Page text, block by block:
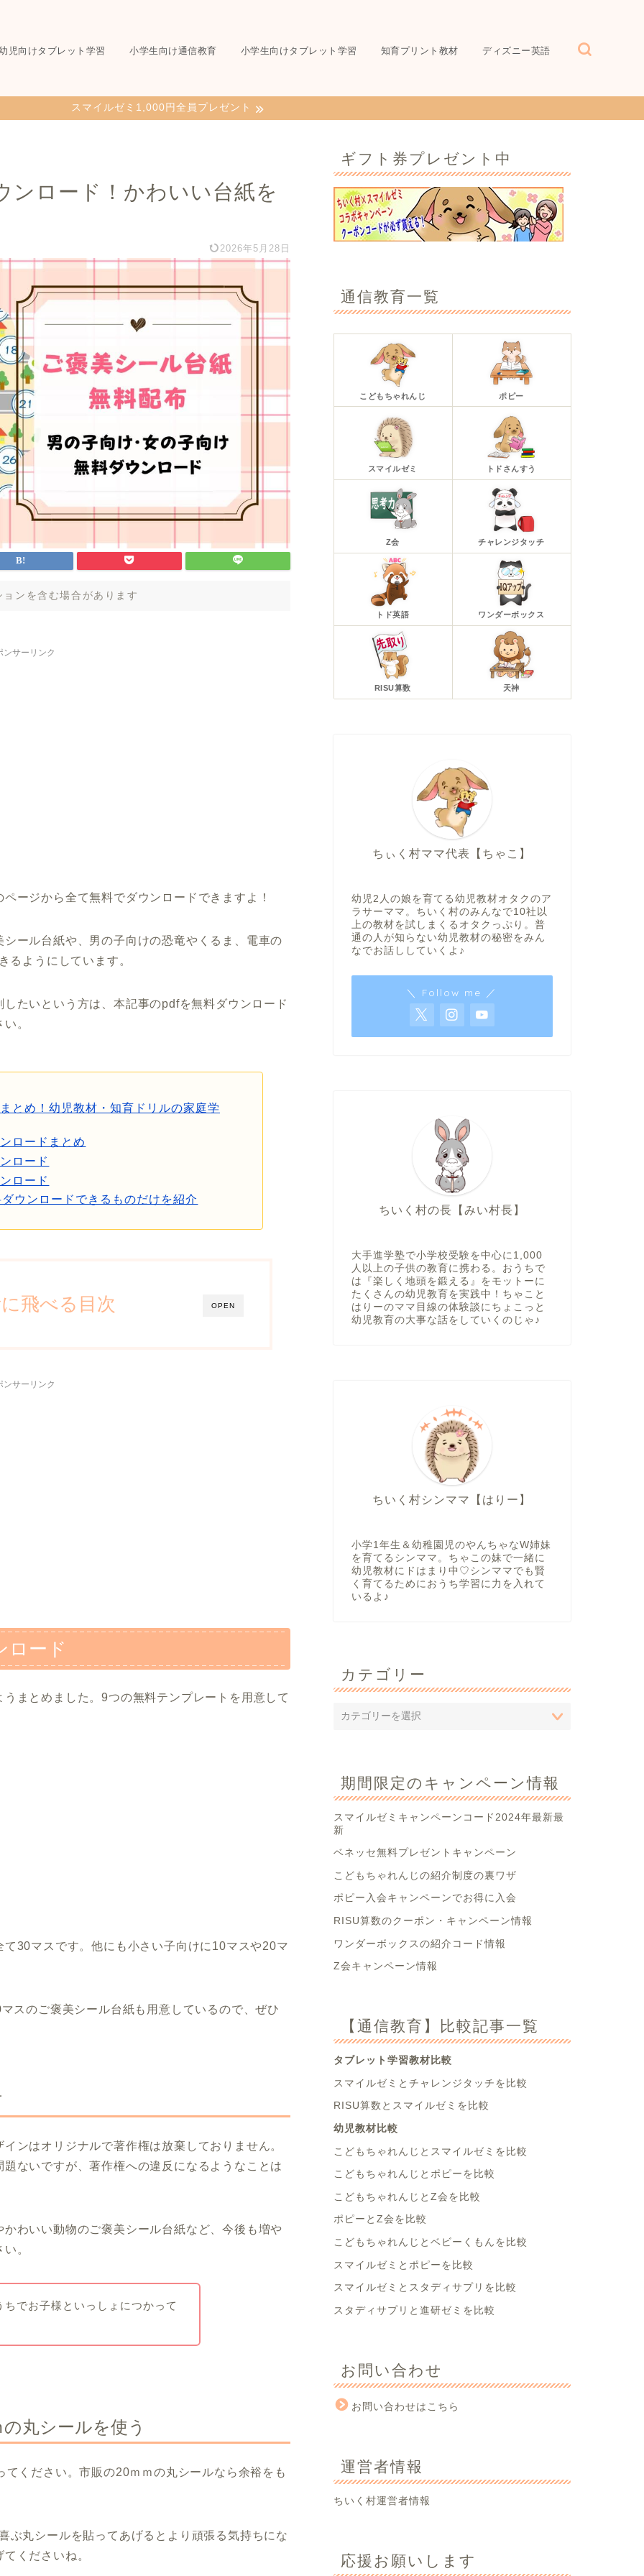
児向けタブレット学習 小学生向け通信教育 小学生向けタブレット学習 知育プリント教材 ディズニー英語
スマイルゼミ1,000円全員プレゼント
ンロード！かわいい台紙を
2026年5月28日
ンを含む場合があります
ンサーリンク
ージから全て無料でダウンロードできますよ！
ール台紙や、男の子向けの恐竜やくるま、電車の
るようにしています。
たいという方は、本記事のpdfを無料ダウンロード
。
とめ！幼児教材・知育ドリルの家庭学
ロードまとめ
ロード
ロード
ウンロードできるものだけを紹介
OPEN
飛べる目次
ンサーリンク
ロード
まとめました。9つの無料テンプレートを用意して
30マスです。他にも小さい子向けに10マスや20マ
スのご褒美シール台紙も用意しているので、ぜひ
ンはオリジナルで著作権は放棄しておりません。
ないですが、著作権への違反になるようなことは
わいい動物のご褒美シール台紙など、今後も増や
。
でお子様といっしょにつかって
丸シールを使う
ください。市販の20ｍｍの丸シールなら余裕をも
ぶ丸シールを貼ってあげるとより頑張る気持ちにな
くださいね。
ギフト券プレゼント中
通信教育一覧
こどもちゃれんじ ポピー
スマイルゼミ トドさんすう
Z会 チャレンジタッチ
トド英語 ワンダーボックス
RISU算数 天神
ちぃく村ママ代表【ちゃこ】
幼児2人の娘を育てる幼児教材オタクのア
ラサーママ。ちいく村のみんなで10社以
上の教材を試しまくるオタクっぷり。普
通の人が知らない幼児教材の秘密をみん
なでお話ししていくよ♪
＼ Follow me ／
ちいく村の長【みい村長】
大手進学塾で小学校受験を中心に1,000
人以上の子供の教育に携わる。おうちで
は『楽しく地頭を鍛える』をモットーに
たくさんの幼児教育を実践中！ちゃこと
はりーのママ目線の体験談にちょこっと
幼児教育の大事な話をしていくのじゃ♪
ちいく村シンママ【はりー】
小学1年生＆幼稚園児のやんちゃなW姉妹
を育てるシンママ。ちゃこの妹で一緒に
幼児教材にドはまり中♡シンママでも賢
く育てるためにおうち学習に力を入れて
いるよ♪
カテゴリー
期間限定のキャンペーン情報
スマイルゼミキャンペーンコード2024年最新最
新
ベネッセ無料プレゼントキャンペーン
こどもちゃれんじの紹介制度の裏ワザ
ポピー入会キャンペーンでお得に入会
RISU算数のクーポン・キャンペーン情報
ワンダーボックスの紹介コード情報
Z会キャンペーン情報
【通信教育】比較記事一覧
タブレット学習教材比較
スマイルゼミとチャレンジタッチを比較
RISU算数とスマイルゼミを比較
幼児教材比較
こどもちゃれんじとスマイルゼミを比較
こどもちゃれんじとポピーを比較
こどもちゃれんじとZ会を比較
ポピーとZ会を比較
こどもちゃれんじとベビーくもんを比較
スマイルゼミとポピーを比較
スマイルゼミとスタディサプリを比較
スタディサプリと進研ゼミを比較
お問い合わせ
お問い合わせはこちら
運営者情報
ちいく村運営者情報
応援お願いします